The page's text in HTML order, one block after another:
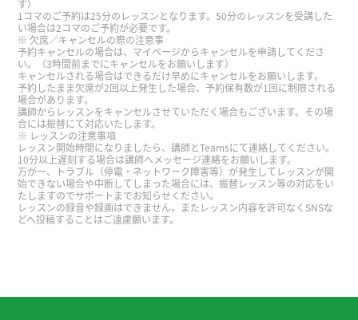
月份到七月初。还有两个多月。下次课也很期待
着！( 50代 女性 )
谢谢！日本婚姻介绍所的情况，我不太清楚，可是
我认为最近网上的服务挺多。跟您学中文很开心！
下次见！( 50代 女性 )
谢谢你的好课程。每次我上课你的课我很高兴。下
次见。( 80代 男性 )
谢谢您的课！我家附近有神社。新年的时候去神社
谢谢您的课！我喜欢拍照片。您呢？下次课也很期
す）
1コマのご予約は25分のレッスンとなります。50分のレッスンを受講した
い場合は2コマのご予約が必要です。
欠席／キャンセルの際の注意事
予約キャンセルの場合は、マイページからキャンセルを申請してくださ
い。（3時間前までにキャンセルをお願いします）
キャンセルされる場合はできるだけ早めにキャンセルをお願いします。
予約したまま欠席が2回以上発生した場合、予約保有数が1回に制限される
場合があります。
講師からレッスンをキャンセルさせていただく場合もございます。その場
合には振替にて対応いたします。
レッスンの注意事項
レッスン開始時間になりましたら、講師とTeamsにて連絡してください。
10分以上遅刻する場合は講師へメッセージ連絡をお願いします。
万が一、トラブル（停電・ネットワーク障害等）が発生してレッスンが開
始できない場合や中断してしまった場合には、振替レッスン等の対応をい
たしますのでサポートまでお知らせください。
レッスンの録音や録画はできません。またレッスン内容を許可なくSNSな
どへ投稿することはご遠慮願います。